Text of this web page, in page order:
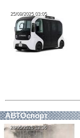
25/09/2025 03:05
25/09/2025 03:05
АВТОспорт
28/05/2026 13:36
28/05/2026 13:36